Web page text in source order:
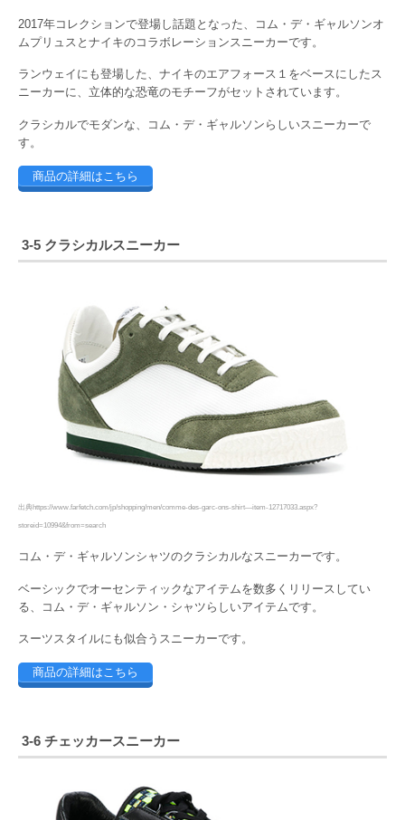
2017年コレクションで登場し話題となった、コム・デ・ギャルソンオ
ムプリュスとナイキのコラボレーションスニーカーです。
ランウェイにも登場した、ナイキのエアフォース１をベースにしたス
ニーカーに、立体的な恐竜のモチーフがセットされています。
クラシカルでモダンな、コム・デ・ギャルソンらしいスニーカーで
す。
商品の詳細はこちら
3-5 クラシカルスニーカー
出典https://www.farfetch.com/jp/shopping/men/comme-des-garc-ons-shirt—item-12717033.aspx?
storeid=10994&from=search
コム・デ・ギャルソンシャツのクラシカルなスニーカーです。
ベーシックでオーセンティックなアイテムを数多くリリースしてい
る、コム・デ・ギャルソン・シャツらしいアイテムです。
スーツスタイルにも似合うスニーカーです。
商品の詳細はこちら
3-6 チェッカースニーカー